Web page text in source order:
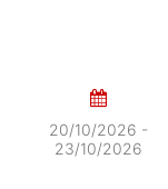
20/10/2026 -
23/10/2026